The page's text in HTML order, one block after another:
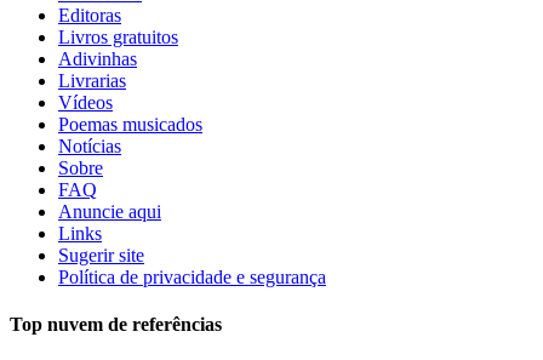
Editoras
Livros gratuitos
Adivinhas
Livrarias
Vídeos
Poemas musicados
Notícias
Sobre
FAQ
Anuncie aqui
Links
Sugerir site
Política de privacidade e segurança
Top nuvem de referências